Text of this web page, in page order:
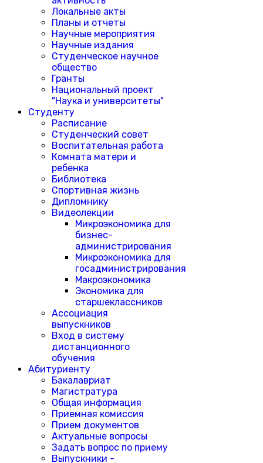
Локальные акты
Планы и отчеты
Научные мероприятия
Научные издания
Студенческое научное
общество
Гранты
Национальный проект
"Наука и университеты"
Студенту
Расписание
Студенческий совет
Воспитательная работа
Комната матери и
ребенка
Библиотека
Спортивная жизнь
Дипломнику
Видеолекции
Микроэкономика для
бизнес-
администрирования
Микроэкономика для
госадминистрирования
Макроэкономика
Экономика для
старшеклассников
Ассоциация
выпускников
Вход в систему
дистанционного
обучения
Абитуриенту
Бакалавриат
Магистратура
Общая информация
Приемная комиссия
Прием документов
Актуальные вопросы
Задать вопрос по приему
Выпускники -